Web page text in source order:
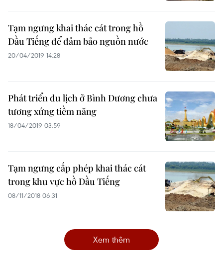
Tạm ngưng khai thác cát trong hồ
Dầu Tiếng để đảm bảo nguồn nước
20/04/2019 14:28
Phát triển du lịch ở Bình Dương chưa
tương xứng tiềm năng
18/04/2019 03:59
Tạm ngưng cấp phép khai thác cát
trong khu vực hồ Dầu Tiếng
08/11/2018 06:31
Xem thêm